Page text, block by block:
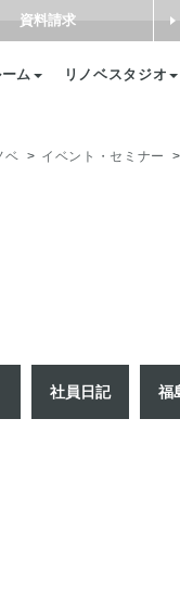
ム リノベスタジオ
資料請求
ベ イベント・セミナー
社員日記 福